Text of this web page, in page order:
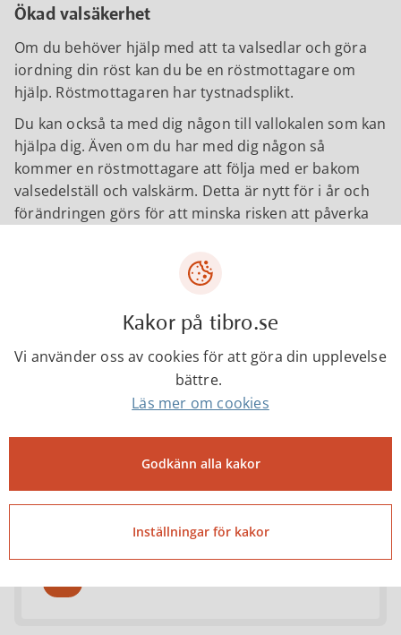
Ökad valsäkerhet
Om du behöver hjälp med att ta valsedlar och göra
iordning din röst kan du be en röstmottagare om
hjälp. Röstmottagaren har tystnadsplikt.
Du kan också ta med dig någon till vallokalen som kan
hjälpa dig. Även om du har med dig någon så
kommer en röstmottagare att följa med er bakom
valsedelställ och valskärm. Detta är nytt för i år och
förändringen görs för att minska risken att påverka
om valet till riksdag, region- och
kommunfullmäktige 2026 på tibro.se/val
frida.blomqvist@tibro.se
Kakor på tibro.se
Vi använder oss av cookies för att göra din upplevelse
bättre.
Läs mer om cookies
Godkänn alla kakor
Inställningar för kakor